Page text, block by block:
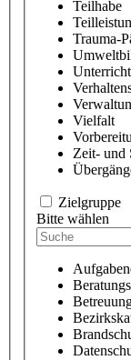
Teilhabe
Trauma-
Vielfalt
Zeit- und
Zielgruppe
Bitte wählen